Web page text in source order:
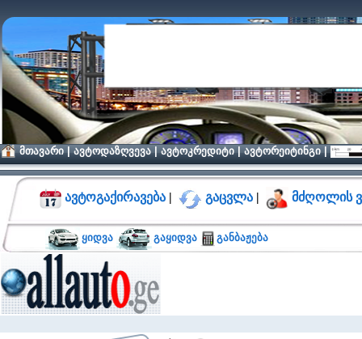
მთავარი|ავტოდაზღვევა|ავტოკრედიტი|ავტორეიტინგი|
ავტოგაქირავება | გაცვლა | მძღოლის
ყიდვა გაყიდვა განბაჟება